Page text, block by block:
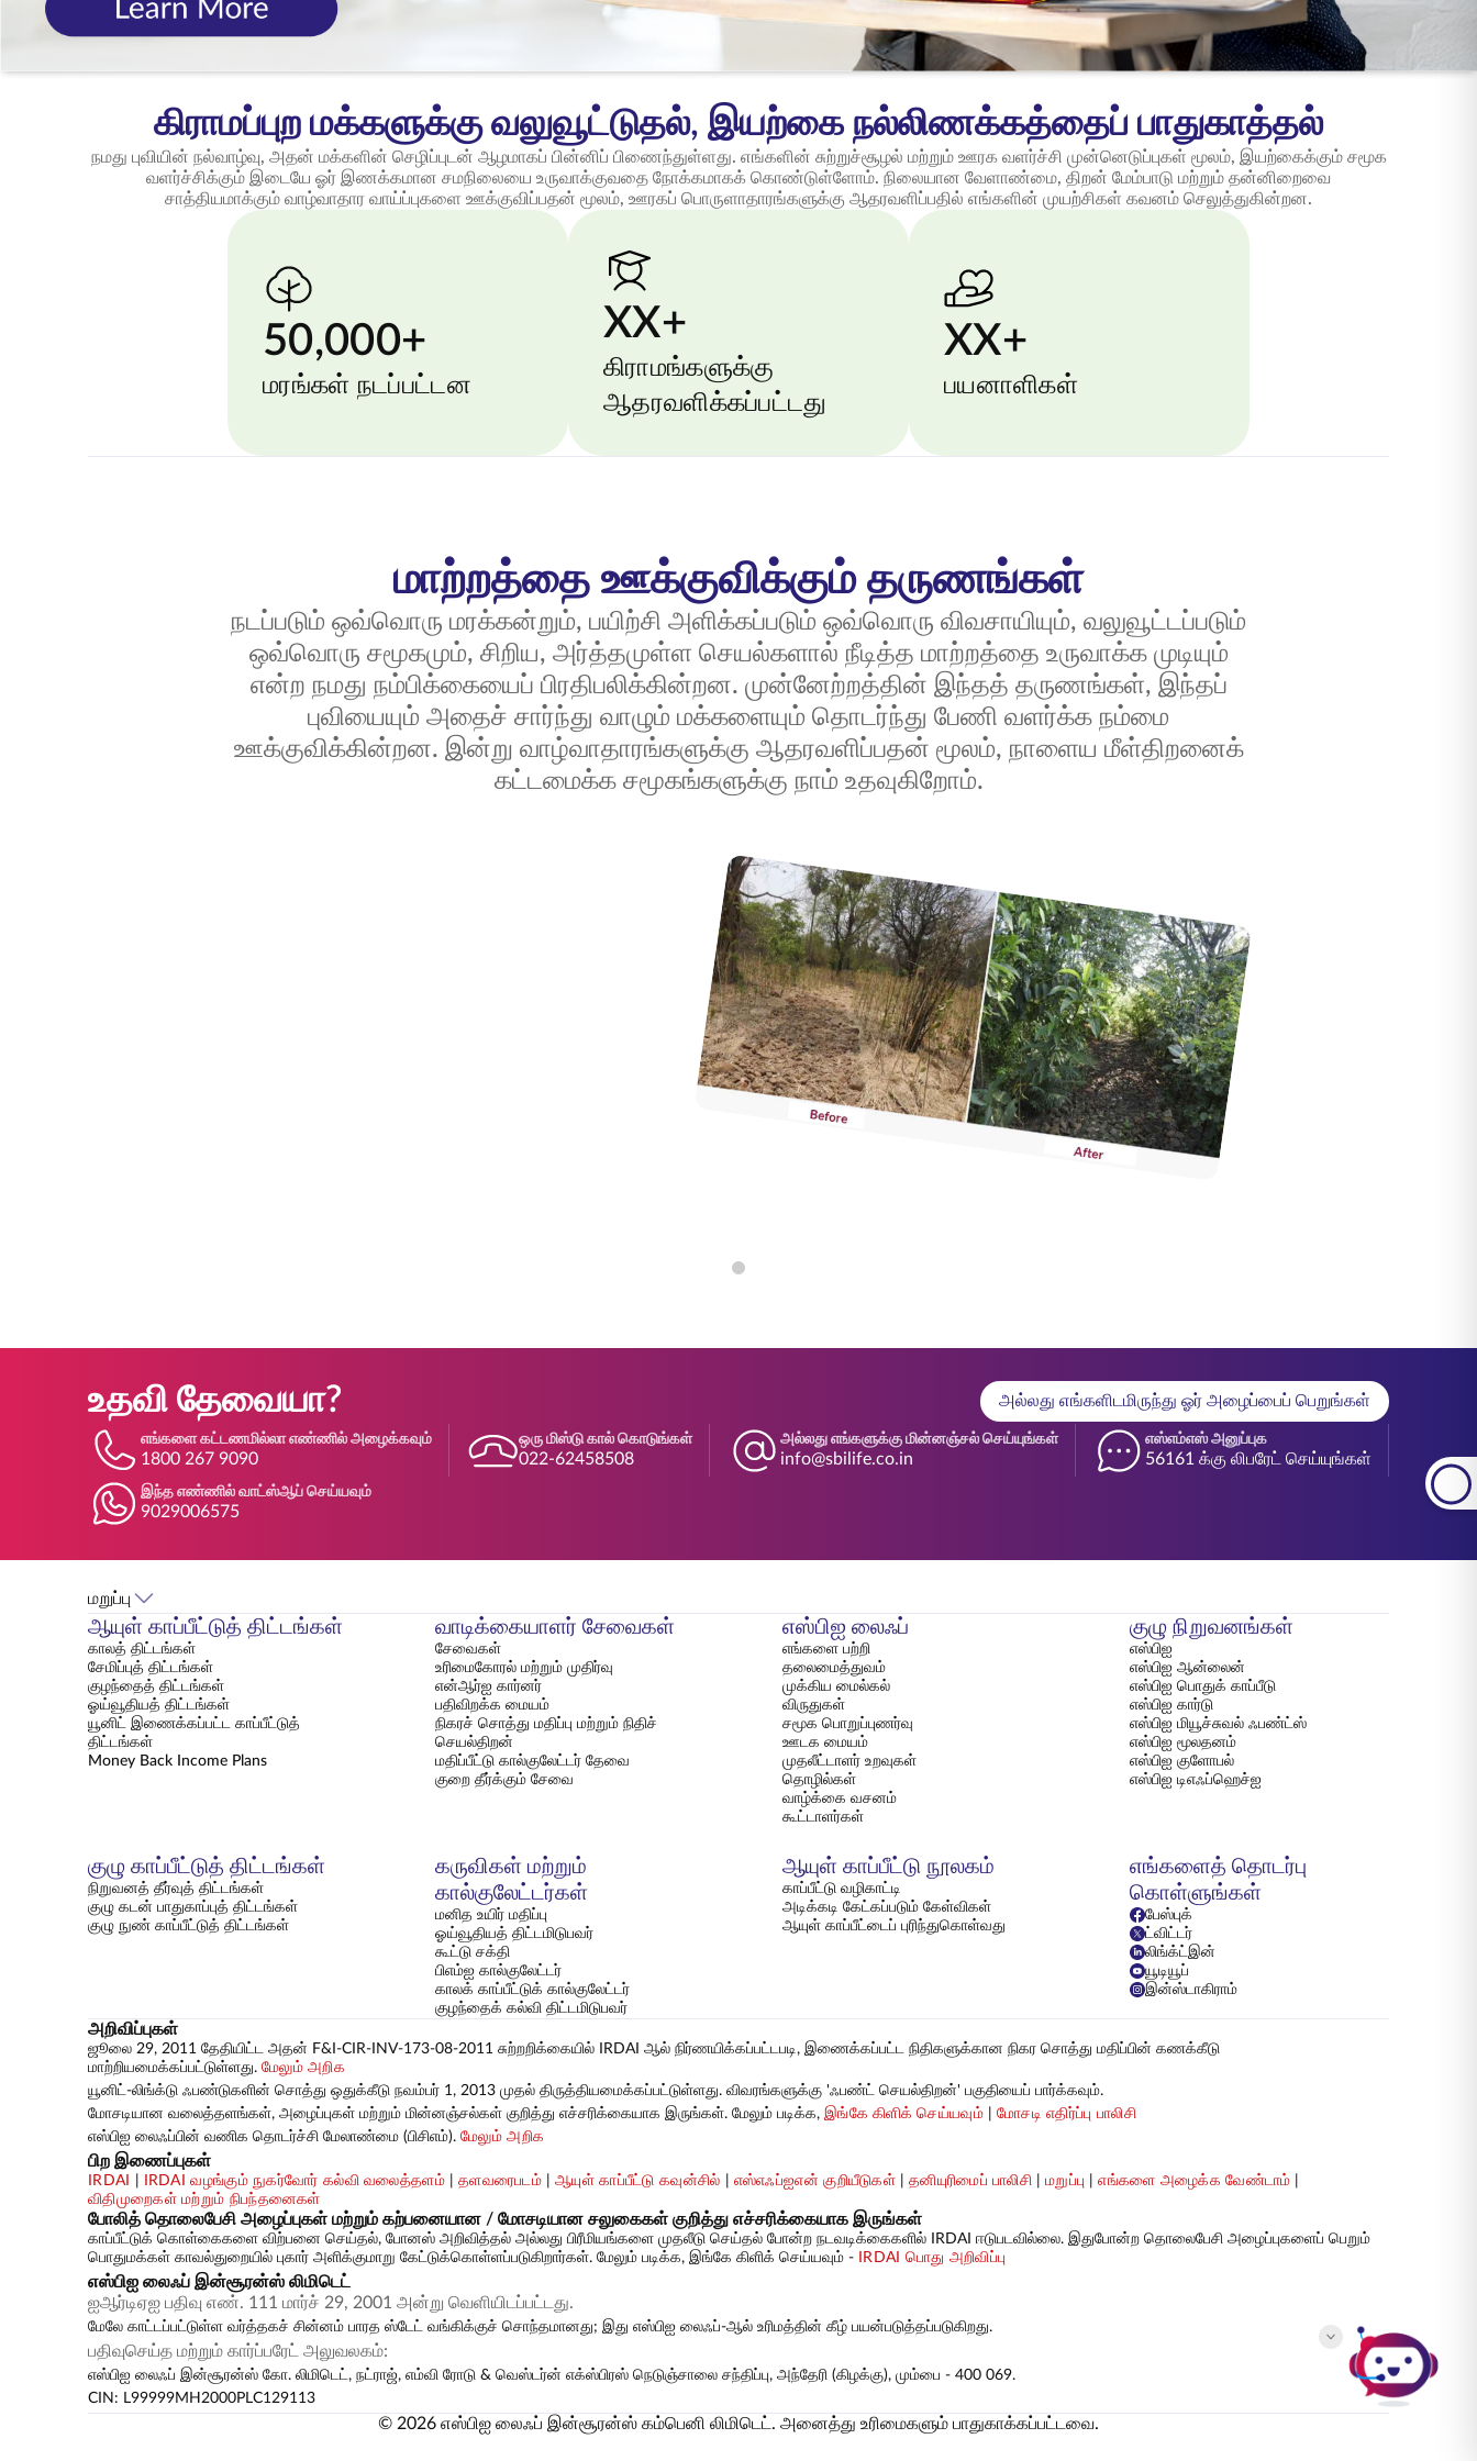
கிராமப்புற மக்களுக்கு வலுவூட்டுதல், இயற்கை நல்லிணக்கத்தைப் பாதுகாத்தல்
நமது புவியின் நல்வாழ்வு, அதன் மக்களின் செழிப்புடன் ஆழமாகப் பின்னிப் பிணைந்துள்ளது. எங்களின் சுற்றுச்சூழல் மற்றும் ஊரக வளர்ச்சி முன்னெடுப்புகள் மூலம், இயற்கைக்கும் சமூக
வளர்ச்சிக்கும் இடையே ஓர் இணக்கமான சமநிலையை உருவாக்குவதை நோக்கமாகக் கொண்டுள்ளோம். நிலையான வேளாண்மை, திறன் மேம்பாடு மற்றும் தன்னிறைவை
சாத்தியமாக்கும் வாழ்வாதார வாய்ப்புகளை ஊக்குவிப்பதன் மூலம், ஊரகப் பொருளாதாரங்களுக்கு ஆதரவளிப்பதில் எங்களின் முயற்சிகள் கவனம் செலுத்துகின்றன.
50,000+
மரங்கள் நடப்பட்டன
XX+
கிராமங்களுக்கு
ஆதரவளிக்கப்பட்டது
XX+
பயனாளிகள்
மாற்றத்தை ஊக்குவிக்கும் தருணங்கள்
நடப்படும் ஒவ்வொரு மரக்கன்றும், பயிற்சி அளிக்கப்படும் ஒவ்வொரு விவசாயியும், வலுவூட்டப்படும்
ஒவ்வொரு சமூகமும், சிறிய, அர்த்தமுள்ள செயல்களால் நீடித்த மாற்றத்தை உருவாக்க முடியும்
என்ற நமது நம்பிக்கையைப் பிரதிபலிக்கின்றன. முன்னேற்றத்தின் இந்தத் தருணங்கள், இந்தப்
புவியையும் அதைச் சார்ந்து வாழும் மக்களையும் தொடர்ந்து பேணி வளர்க்க நம்மை
ஊக்குவிக்கின்றன. இன்று வாழ்வாதாரங்களுக்கு ஆதரவளிப்பதன் மூலம், நாளைய மீள்திறனைக்
கட்டமைக்க சமூகங்களுக்கு நாம் உதவுகிறோம்.
உதவி தேவையா? அல்லது எங்களிடமிருந்து ஓர் அழைப்பைப் பெறுங்கள்
எங்களை கட்டணமில்லா எண்ணில் அழைக்கவும்
1800 267 9090
ஒரு மிஸ்டு கால் கொடுங்கள்
022-62458508
அல்லது எங்களுக்கு மின்னஞ்சல் செய்யுங்கள்
info@sbilife.co.in
எஸ்எம்எஸ் அனுப்புக
56161 க்கு லிபரேட் செய்யுங்கள்
இந்த எண்ணில் வாட்ஸ்ஆப் செய்யவும்
9029006575
மறுப்பு
ஆயுள் காப்பீட்டுத் திட்டங்கள்
காலத் திட்டங்கள்
சேமிப்புத் திட்டங்கள்
குழந்தைத் திட்டங்கள்
ஓய்வூதியத் திட்டங்கள்
யூனிட் இணைக்கப்பட்ட காப்பீட்டுத்
திட்டங்கள்
Money Back Income Plans
வாடிக்கையாளர் சேவைகள்
சேவைகள்
உரிமைகோரல் மற்றும் முதிர்வு
என்ஆர்ஐ கார்னர்
பதிவிறக்க மையம்
நிகரச் சொத்து மதிப்பு மற்றும் நிதிச்
செயல்திறன்
மதிப்பீட்டு கால்குலேட்டர் தேவை
குறை தீர்க்கும் சேவை
எஸ்பிஐ லைஃப்
எங்களை பற்றி
தலைமைத்துவம்
முக்கிய மைல்கல்
விருதுகள்
சமூக பொறுப்புணர்வு
ஊடக மையம்
முதலீட்டாளர் உறவுகள்
தொழில்கள்
வாழ்க்கை வசனம்
கூட்டாளர்கள்
குழு நிறுவனங்கள்
எஸ்பிஐ
எஸ்பிஐ ஆன்லைன்
எஸ்பிஐ பொதுக் காப்பீடு
எஸ்பிஐ கார்டு
எஸ்பிஐ மியூச்சுவல் ஃபண்ட்ஸ்
எஸ்பிஐ மூலதனம்
எஸ்பிஐ குளோபல்
எஸ்பிஐ டிஎஃப்ஹெச்ஐ
குழு காப்பீட்டுத் திட்டங்கள்
நிறுவனத் தீர்வுத் திட்டங்கள்
குழு கடன் பாதுகாப்புத் திட்டங்கள்
குழு நுண் காப்பீட்டுத் திட்டங்கள்
கருவிகள் மற்றும்
கால்குலேட்டர்கள்
மனித உயிர் மதிப்பு
ஓய்வூதியத் திட்டமிடுபவர்
கூட்டு சக்தி
பிஎம்ஐ கால்குலேட்டர்
காலக் காப்பீட்டுக் கால்குலேட்டர்
குழந்தைக் கல்வி திட்டமிடுபவர்
ஆயுள் காப்பீட்டு நூலகம்
காப்பீட்டு வழிகாட்டி
அடிக்கடி கேட்கப்படும் கேள்விகள்
ஆயுள் காப்பீட்டைப் புரிந்துகொள்வது
எங்களைத் தொடர்பு
கொள்ளுங்கள்
பேஸ்புக்
ட்விட்டர்
லிங்க்ட்இன்
யூடியூப்
இன்ஸ்டாகிராம்
அறிவிப்புகள்
ஜூலை 29, 2011 தேதியிட்ட அதன் F&I-CIR-INV-173-08-2011 சுற்றறிக்கையில் IRDAI ஆல் நிர்ணயிக்கப்பட்டபடி, இணைக்கப்பட்ட நிதிகளுக்கான நிகர சொத்து மதிப்பின் கணக்கீடு
மாற்றியமைக்கப்பட்டுள்ளது. மேலும் அறிக
யூனிட்-லிங்க்டு ஃபண்டுகளின் சொத்து ஒதுக்கீடு நவம்பர் 1, 2013 முதல் திருத்தியமைக்கப்பட்டுள்ளது. விவரங்களுக்கு 'ஃபண்ட் செயல்திறன்' பகுதியைப் பார்க்கவும்.
மோசடியான வலைத்தளங்கள், அழைப்புகள் மற்றும் மின்னஞ்சல்கள் குறித்து எச்சரிக்கையாக இருங்கள். மேலும் படிக்க, இங்கே கிளிக் செய்யவும்| மோசடி எதிர்ப்பு பாலிசி
எஸ்பிஐ லைஃப்பின் வணிக தொடர்ச்சி மேலாண்மை (பிசிஎம்). மேலும் அறிக
பிற இணைப்புகள்
IRDAI IRDAI வழங்கும் நுகர்வோர் கல்வி வலைத்தளம்| தளவரைபடம் |ஆயுள் காப்பீட்டு கவுன்சில் எஸ்எஃப்ஐஎன் குறியீடுகள் |தனியுரிமைப் பாலிசி |மறுப்பு |எங்களை அழைக்க வேண்டாம்
விதிமுறைகள் மற்றும் நிபந்தனைகள்
போலித் தொலைபேசி அழைப்புகள் மற்றும் கற்பனையான / மோசடியான சலுகைகள் குறித்து எச்சரிக்கையாக இருங்கள்
காப்பீட்டுக் கொள்கைகளை விற்பனை செய்தல், போனஸ் அறிவித்தல் அல்லது பிரீமியங்களை முதலீடு செய்தல் போன்ற நடவடிக்கைகளில் IRDAI ஈடுபடவில்லை. இதுபோன்ற தொலைபேசி அழைப்புகளைப் பெறும்
பொதுமக்கள் காவல்துறையில் புகார் அளிக்குமாறு கேட்டுக்கொள்ளப்படுகிறார்கள். மேலும் படிக்க, இங்கே கிளிக் செய்யவும் -
IRDAI பொது அறிவிப்பு
எஸ்பிஐ லைஃப் இன்சூரன்ஸ் லிமிடெட்
ஐஆர்டிஏஐ பதிவு எண். 111 மார்ச் 29, 2001 அன்று வெளியிடப்பட்டது.
மேலே காட்டப்பட்டுள்ள வர்த்தகச் சின்னம் பாரத ஸ்டேட் வங்கிக்குச் சொந்தமானது; இது எஸ்பிஐ லைஃப்-ஆல் உரிமத்தின் கீழ் பயன்படுத்தப்படுகிறது.
பதிவுசெய்த மற்றும் கார்ப்பரேட் அலுவலகம்:
எஸ்பிஐ லைஃப் இன்சூரன்ஸ் கோ. லிமிடெட், நட்ராஜ், எம்வி ரோடு & வெஸ்டர்ன் எக்ஸ்பிரஸ் நெடுஞ்சாலை சந்திப்பு, அந்தேரி (கிழக்கு), மும்பை - 400 069.
CIN: L99999MH2000PLC129113
© 2026 எஸ்பிஐ லைஃப் இன்சூரன்ஸ் கம்பெனி லிமிடெட். அனைத்து உரிமைகளும் பாதுகாக்கப்பட்டவை.